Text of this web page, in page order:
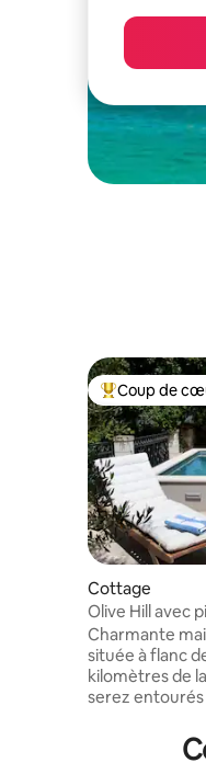
Coups de
Coup de
Cottage
Olive Hill avec
Charmante
située à flanc
kilomètres de
serez entourés
terrasse
abondance